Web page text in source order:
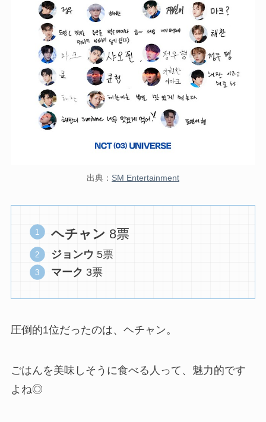
出典： SM Entertainment
ヘチャン 8票
ジョンウ 5票
マーク 3票
圧倒的1位だったのは、ヘチャン。
ごはんを美味しそうに食べる人って、魅力的です
よね◎